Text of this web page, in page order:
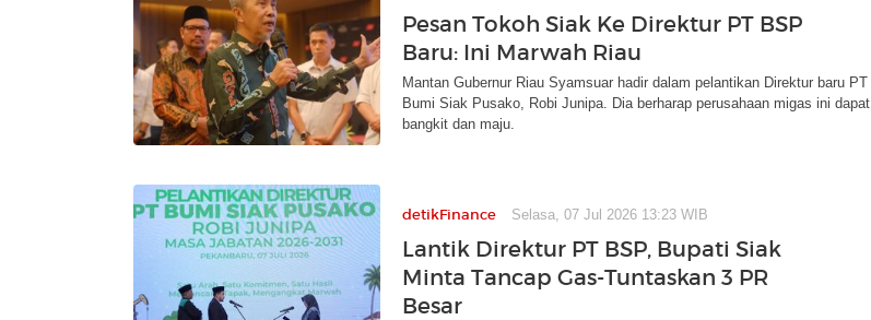
Pesan Tokoh Siak Ke Direktur PT BSP
Baru: Ini Marwah Riau
Mantan Gubernur Riau Syamsuar hadir dalam pelantikan Direktur baru PT
Bumi Siak Pusako, Robi Junipa. Dia berharap perusahaan migas ini dapat
bangkit dan maju.
detikFinance Selasa, 07 Jul 2026 13:23 WIB
Lantik Direktur PT BSP, Bupati Siak
Minta Tancap Gas-Tuntaskan 3 PR
Besar